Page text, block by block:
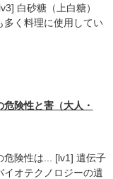
白砂糖（上白糖）
多く料理に使用してい
険性と害（大人・
危険性は... [lv1] 遺伝子
オテクノロジーの遺